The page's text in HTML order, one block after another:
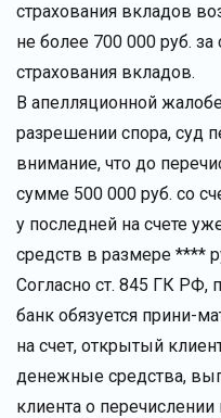
страхования вкладов
не более 700 000 руб.
страхования вкладов.
В апелляционной
разрешении спора, суд
внимание, что до
сумме 500 000 руб. со
у последней на счете
средств в размере ****
Согласно ст. 845 ГК РФ,
банк обязуется прини-
на счет, открытый
денежные средства,
клиента о